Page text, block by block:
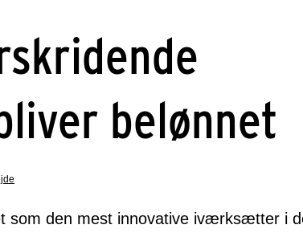
belønnet
som den mest innovative iværksætter i